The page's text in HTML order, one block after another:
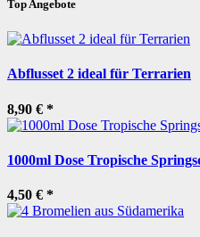
Top Angebote
Abflusset 2 ideal für Terrarien
8,90 € *
1000ml Dose Tropische
4,50 € *